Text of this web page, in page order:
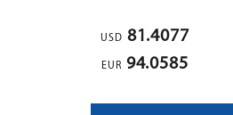
USD 81.4077
EUR 94.0585